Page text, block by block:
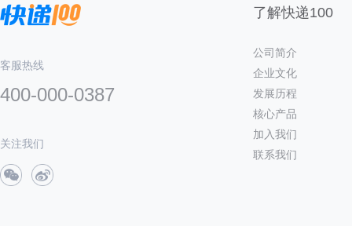
客服热线
400-000-0387
关注我们
了解快递100
公司简介
企业文化
发展历程
核心产品
加入我们
联系我们